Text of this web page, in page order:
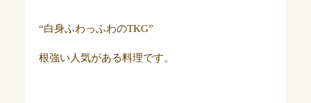
“白身ふわっふわのTKG”
根強い人気がある料理です。